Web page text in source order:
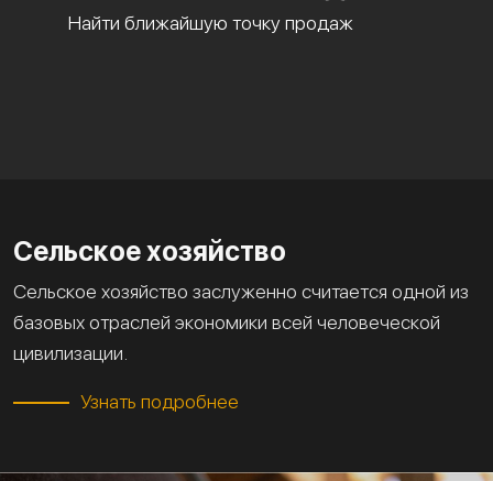
Найти ближайшую точку продаж
Сельское хозяйство
Сельское хозяйство заслуженно считается одной из
базовых отраслей экономики всей человеческой
цивилизации.
Узнать подробнее